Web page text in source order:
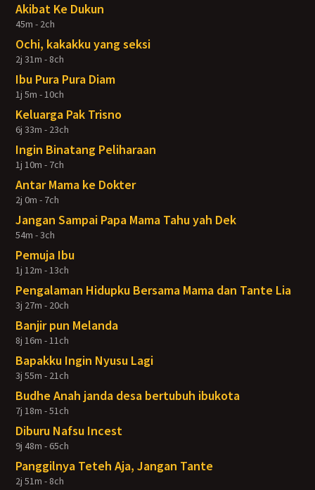
Akibat Ke Dukun
45m - 2ch
Ochi, kakakku yang seksi
2j 31m - 8ch
Ibu Pura Pura Diam
1j 5m - 10ch
Keluarga Pak Trisno
6j 33m - 23ch
Ingin Binatang Peliharaan
1j 10m - 7ch
Antar Mama ke Dokter
2j 0m - 7ch
Jangan Sampai Papa Mama Tahu yah Dek
54m - 3ch
Pemuja Ibu
1j 12m - 13ch
Pengalaman Hidupku Bersama Mama dan Tante Lia
3j 27m - 20ch
Banjir pun Melanda
8j 16m - 11ch
Bapakku Ingin Nyusu Lagi
3j 55m - 21ch
Budhe Anah janda desa bertubuh ibukota
7j 18m - 51ch
Diburu Nafsu Incest
9j 48m - 65ch
Panggilnya Teteh Aja, Jangan Tante
2j 51m - 8ch